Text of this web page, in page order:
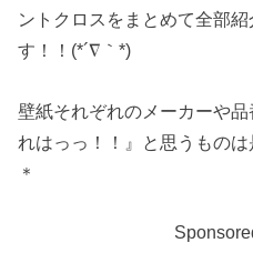
ントクロスをまとめて全部
す！！(*´∇｀*)
壁紙それぞれのメーカーや
れはっっ！！』と思うもの
＊